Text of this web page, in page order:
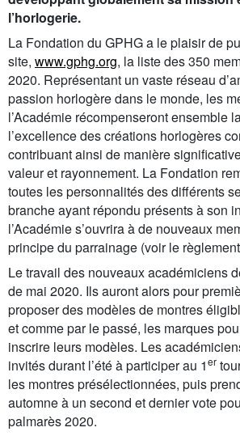
l’horlogerie.
La Fondation du GPHG a le plaisir de
site, www.gphg.org, la liste des 350
2020. Représentant un vaste réseau
passion horlogère dans le monde, les
l’Académie récompenseront ensemble
l’excellence des créations horlogères
contribuant ainsi de manière
valeur et rayonnement. La Fondation
toutes les personnalités des différents
branche ayant répondu présents à son
l’Académie s’ouvrira à de nouveaux
principe du parrainage (voir le
Le travail des nouveaux académiciens
de mai 2020. Ils auront alors pour
proposer des modèles de montres
et comme par le passé, les marques
inscrire leurs modèles. Les
invités durant l’été à participer au 1er
les montres présélectionnées, puis
automne à un second et dernier vote
palmarès 2020.